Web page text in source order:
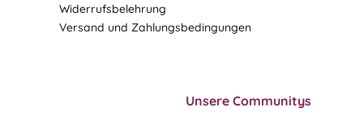
Widerrufsbelehrung
Versand und Zahlungsbedingungen
Unsere Communitys